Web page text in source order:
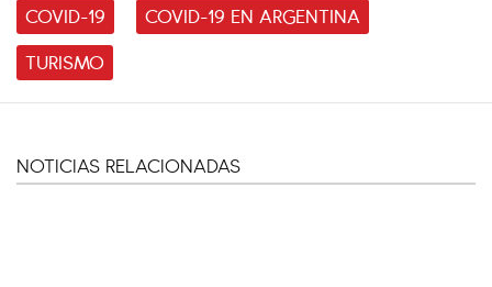
COVID-19
COVID-19 EN ARGENTINA
TURISMO
NOTICIAS RELACIONADAS